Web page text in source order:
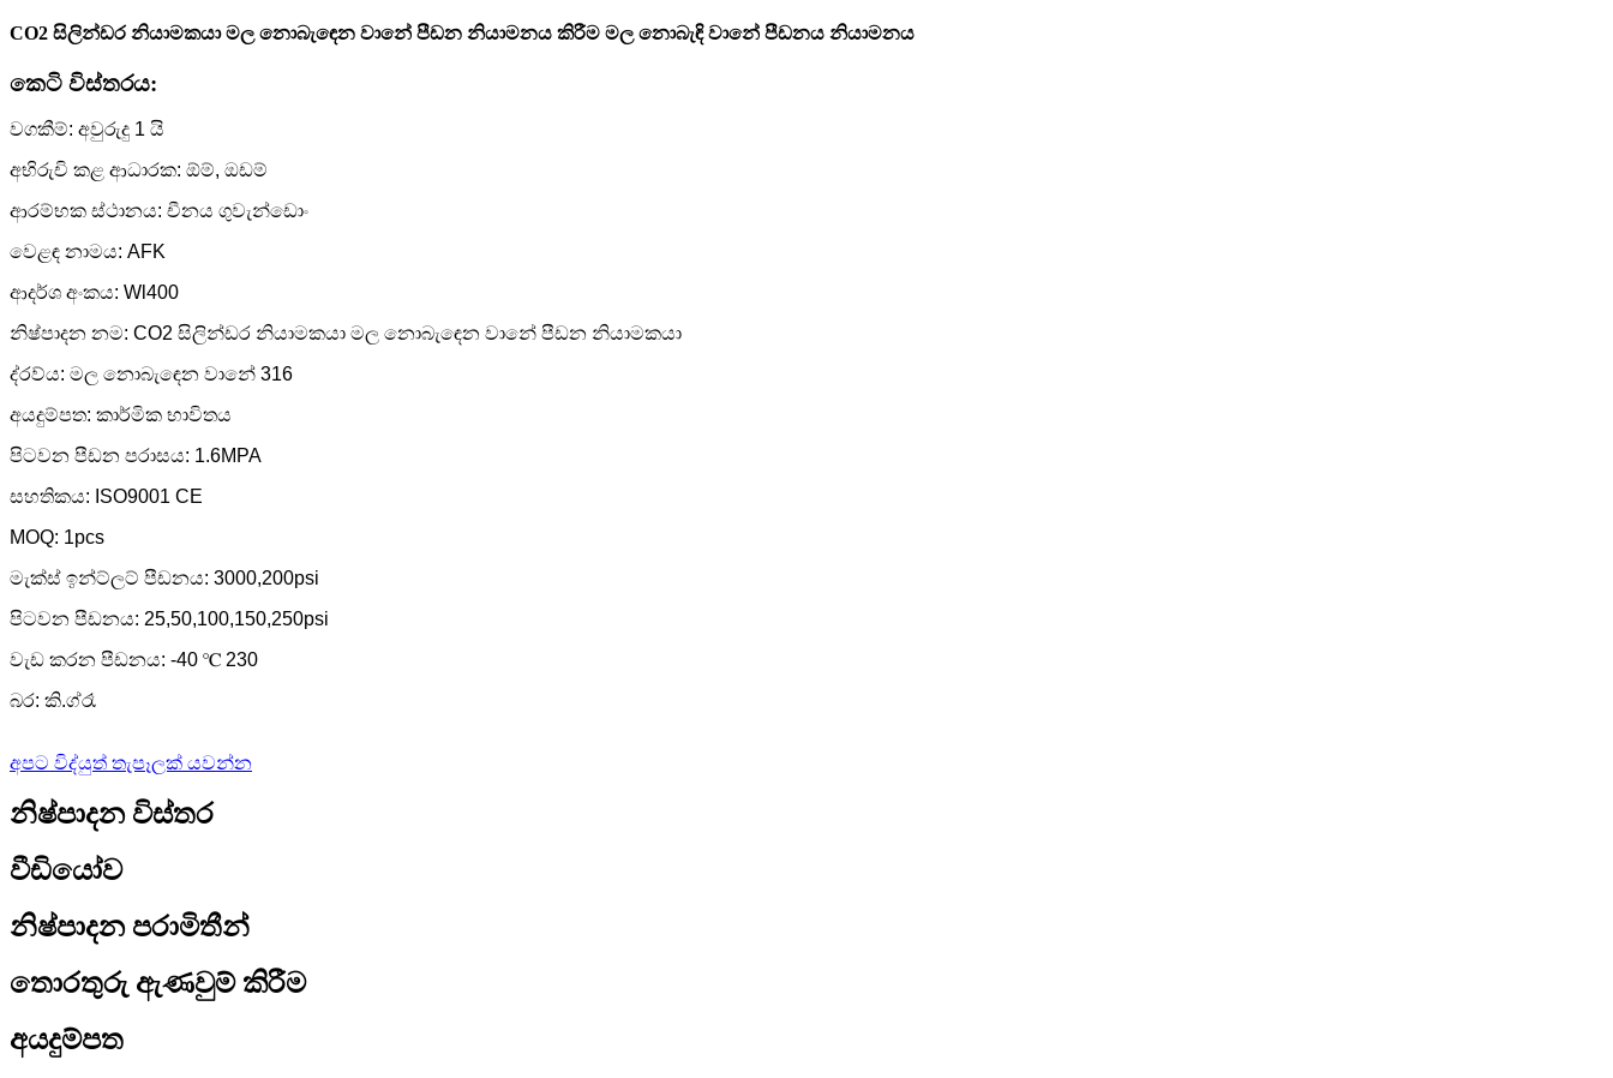
CO2 සිලින්ඩර නියාමකයා මල නොබැඳෙන වානේ පීඩන නියාමනය කිරීම මල නොබැඳි වානේ පීඩනය නියාමනය
කෙටි විස්තරය:
වගකීම්: අවුරුදු 1 යි
අභිරුචි කළ ආධාරක: ඕම්, ඔඩම්
ආරම්භක ස්ථානය: චීනය ගුවැන්ඩොං
වෙළඳ නාමය: AFK
ආදර්ශ අංකය: Wl400
නිෂ්පාදන නම: CO2 සිලින්ඩර නියාමකයා මල නොබැඳෙන වානේ පීඩන නියාමකයා
ද්රව්ය: මල නොබැඳෙන වානේ 316
අයදුම්පත: කාර්මික භාවිතය
පිටවන පීඩන පරාසය: 1.6MPA
සහතිකය: ISO9001 CE
MOQ: 1pcs
මැක්ස් ඉන්ට්ලට් පීඩනය: 3000,200psi
පිටවන පීඩනය: 25,50,100,150,250psi
වැඩ කරන පීඩනය: -40 ℃ 230
බර: කි.ග්රෑ
අපට විද්යුත් තැපෑලක් යවන්න
නිෂ්පාදන විස්තර
වීඩියෝව
නිෂ්පාදන පරාමිතීන්
තොරතුරු ඇණවුම් කිරීම
අයදුම්පත